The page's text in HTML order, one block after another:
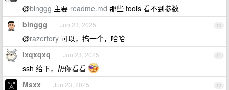
@binggg 主要 readme.md 那些 tools 看不到参数
10
binggg Jun 23, 2025
@razertory 可以，搞一个，哈哈
11
lxqxqxq Jun 23, 2025
ssh 给下，帮你看看
12
Msxx Jun 23, 2025